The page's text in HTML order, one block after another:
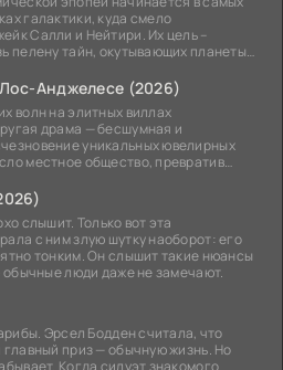
галактики, куда смело
Салли и Нейтири. Их цель –
пелену тайн, окутывающих планеты
Анджелесе (2026)
волн на элитных виллах
драма — бесшумная и
уникальных ювелирных
местное общество, превратив
слышит. Только вот эта
с ним злую шутку наоборот: его
тонким. Он слышит такие нюансы
обычные люди даже не замечают.
Эрсел Бодден считала, что
главный приз — обычную жизнь. Но
Когда силуэт знакомого